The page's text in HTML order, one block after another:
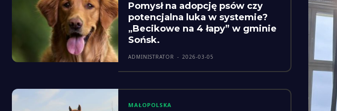
Pomysł na adopcję psów czy
potencjalna luka w systemie?
„Becikowe na 4 łapy” w gminie
Sońsk.
ADMINISTRATOR - 2026-03-05
MAŁOPOLSKA